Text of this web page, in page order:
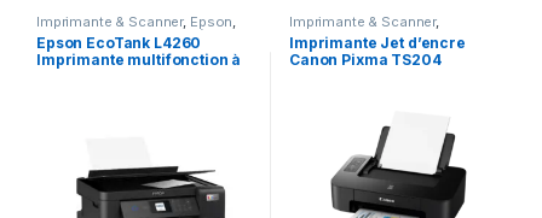
Imprimante & Scanner, Epson
Imprimante ,Imprimante à
réservoirs rechargeables
Imprimante Jet d'encre,
Meilleures ventes
Epson EcoTank L4260
Imprimante multifonction à
Imprimante & Scanner,
Imprimante, Imprimante Jet
d'encre,Meilleures ventes
Imprimante Jet d’encre
Canon Pixma TS204